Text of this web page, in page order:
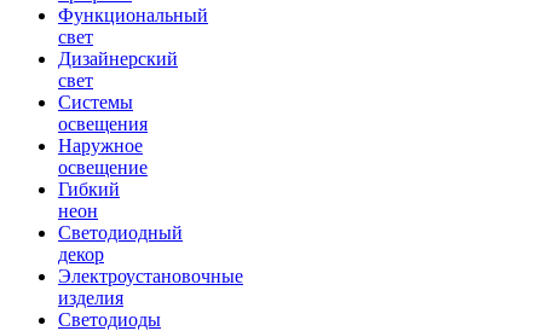
Функциональный
свет
Дизайнерский
свет
Системы
освещения
Наружное
освещение
Гибкий
неон
Светодиодный
декор
Электроустановочные
изделия
Светодиоды